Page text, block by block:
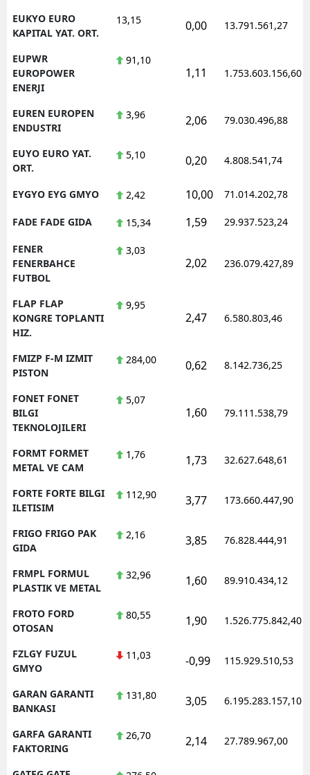
EUKYO EURO
KAPITAL YAT. ORT.
13,15 0,00 13.791.561,27
EUPWR
EUROPOWER
ENERJI
91,10
1,11 1.753.603.156,60
EUREN EUROPEN
ENDUSTRI
3,96 2,06 79.030.496,88
EUYO EURO YAT.
ORT.
5,10 0,20 4.808.541,74
EYGYO EYG GMYO 2,42 10,00 71.014.202,78
FADE FADE GIDA 15,34 1,59 29.937.523,24
FENER
FENERBAHCE
FUTBOL
3,03
2,02 236.079.427,89
FLAP FLAP
KONGRE TOPLANTI
HIZ.
9,95
2,47 6.580.803,46
FMIZP F-M IZMIT
PISTON
284,00 0,62 8.142.736,25
FONET FONET
BILGI
TEKNOLOJILERI
5,07
1,60 79.111.538,79
FORMT FORMET
METAL VE CAM
1,76 1,73 32.627.648,61
FORTE FORTE BILGI
ILETISIM
112,90 3,77 173.660.447,90
FRIGO FRIGO PAK
GIDA
2,16 3,85 76.828.444,91
FRMPL FORMUL
PLASTIK VE METAL
32,96 1,60 89.910.434,12
FROTO FORD
OTOSAN
80,55 1,90 1.526.775.842,40
FZLGY FUZUL
GMYO
11,03 -0,99 115.929.510,53
GARAN GARANTI
BANKASI
131,80 3,05 6.195.283.157,10
GARFA GARANTI
FAKTORING
26,70 2,14 27.789.967,00